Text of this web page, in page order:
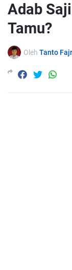
Adab
Tamu?
Oleh Tanto